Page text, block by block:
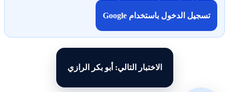
تسجيل الدخول باستخدام Google
الاختبار التالي: أبو بكر الرازي